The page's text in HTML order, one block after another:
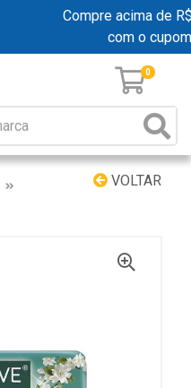
Compre acima de
com o cupom
0
VOLTAR